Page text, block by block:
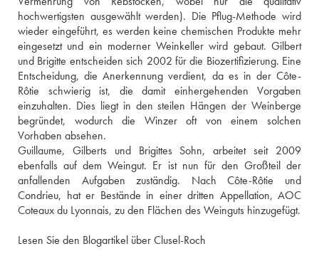
hochwertigsten ausgewählt werden). Die Pflug-Methode wird
wieder eingeführt, es werden keine chemischen Produkte mehr
eingesetzt und ein moderner Weinkeller wird gebaut. Gilbert
und Brigitte entscheiden sich 2002 für die Biozertifizierung. Eine
Entscheidung, die Anerkennung verdient, da es in der Côte-
Rôtie schwierig ist, die damit einhergehenden Vorgaben
einzuhalten. Dies liegt in den steilen Hängen der Weinberge
begründet, wodurch die Winzer oft von einem solchen
Vorhaben absehen.
Guillaume, Gilberts und Brigittes Sohn, arbeitet seit 2009
ebenfalls auf dem Weingut. Er ist nun für den Großteil der
anfallenden Aufgaben zuständig. Nach Côte-Rôtie und
Condrieu, hat er Bestände in einer dritten Appellation, AOC
Coteaux du Lyonnais, zu den Flächen des Weinguts hinzugefügt.
Lesen Sie den Blogartikel über Clusel-Roch